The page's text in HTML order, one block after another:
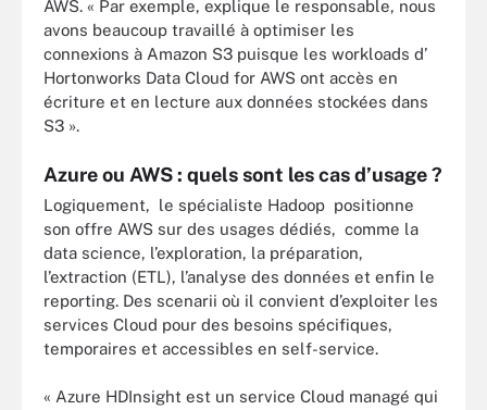
AWS. « Par exemple, explique le responsable, nous
avons beaucoup travaillé à optimiser les
connexions à Amazon S3 puisque les workloads d’
Hortonworks Data Cloud for AWS ont accès en
écriture et en lecture aux données stockées dans
S3 ».
Azure ou AWS : quels sont les cas d’usage ?
Logiquement, le spécialiste Hadoop positionne
son offre AWS sur des usages dédiés, comme la
data science, l’exploration, la préparation,
l’extraction (ETL), l’analyse des données et enfin le
reporting. Des scenarii où il convient d’exploiter les
services Cloud pour des besoins spécifiques,
temporaires et accessibles en self-service.
« Azure HDInsight est un service Cloud managé qui